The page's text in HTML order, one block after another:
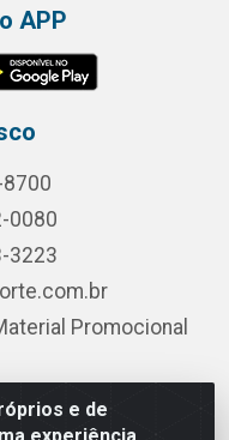
e de
APP
0080
3223
Promocional
- Avenida Pedro